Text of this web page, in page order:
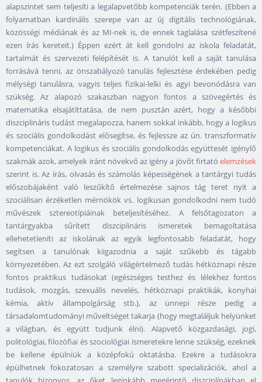
alapszintet sem teljesíti a legalapvetőbb kompetenciák terén. (Ebben a
folyamatban kardinális szerepe van az új digitális technológiának,
közösségi médiának és az MI-nek is, de ennek taglalása szétfeszítené
ezen írás kereteit.) Éppen ezért át kell gondolni az iskola feladatát,
tartalmát és szervezeti felépítését is. A tanulót kell a saját tanulása
forrásává tenni, az önszabályozó tanulás fejlesztése érdekében pedig
mélységi tanulásra, vagyis teljes fizikai-lelki és agyi bevonódásra van
szükség. Az alapozó szakaszban nagyon fontos a szövegértés és
matematika elsajátíttatása, de nem pusztán azért, hogy a későbbi
diszciplináris tudást megalapozza, hanem sokkal inkább, hogy a logikus
és szociális gondolkodást elősegítse, és fejlessze az ún. transzformatív
kompetenciákat. A logikus és szociális gondolkodás együttesét igénylő
szakmák azok, amelyek iránt növekvő az igény a jövőt firtató elemzések
szerint is. Az írás, olvasás és számolás képességének a tantárgyi tudás
előszobájaként való leszűkítő értelmezése sajnos tág teret nyit a
szociálisan érzéketlen mérnökök vs. logikusan gondolkodni nem tudó
művészek sztereotípiáinak beteljesítéséhez. A felsőtagozaton a
tantárgyakba sűrített diszciplináris ismeretek bemagoltatása
ellehetetleníti az iskolának az egyik legfontosabb feladatát, hogy
segítsen a tanulónak kiigazodnia a saját szűkebb és tágabb
környezetében. Az ezt szolgáló világértelmező tudás hétköznapi része
fontos praktikus tudásokat (egészséges testhez és lélekhez fontos
tudások, mozgás, szexuális nevelés, hétköznapi praktikák, konyhai
kémia, aktív állampolgárság stb.), az ünnepi része pedig a
társadalomtudományi műveltséget takarja (hogy megtaláljuk helyünket
a világban, és együtt tudjunk élni). Alapvető közgazdasági, jogi,
politológiai, filozófiai és szociológiai ismeretekre lenne szükség, ezeknek
be kellene épülniük a középfokú oktatásba. Ezekre a tudásokra
épülhetnek fokozatosan a személyre szabott specializációk, ahol a